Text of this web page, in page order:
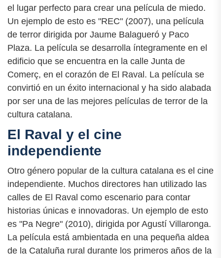
el lugar perfecto para crear una película de miedo.
Un ejemplo de esto es "REC" (2007), una película
de terror dirigida por Jaume Balagueró y Paco
Plaza. La película se desarrolla íntegramente en el
edificio que se encuentra en la calle Junta de
Comerç, en el corazón de El Raval. La película se
convirtió en un éxito internacional y ha sido alabada
por ser una de las mejores películas de terror de la
cultura catalana.
El Raval y el cine
independiente
Otro género popular de la cultura catalana es el cine
independiente. Muchos directores han utilizado las
calles de El Raval como escenario para contar
historias únicas e innovadoras. Un ejemplo de esto
es "Pa Negre" (2010), dirigida por Agustí Villaronga.
La película está ambientada en una pequeña aldea
de la Cataluña rural durante los primeros años de la